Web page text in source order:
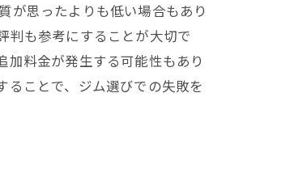
が思ったよりも低い場合もあり
判も参考にすることが大切で
料金が発生する可能性もあり
ることで、ジム選びでの失敗を